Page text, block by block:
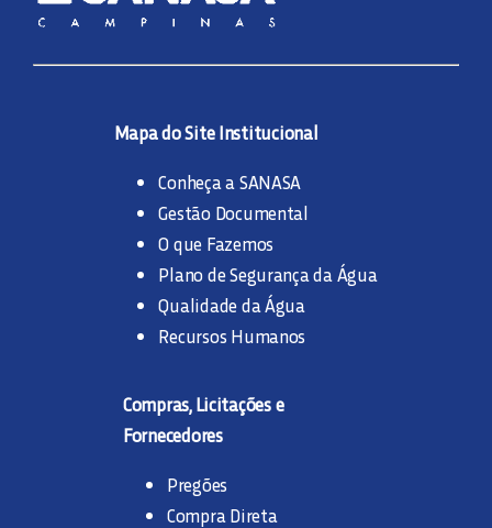
Mapa do Site Institucional
Conheça a SANASA
Gestão Documental
O que Fazemos
Plano de Segurança da Água
Qualidade da Água
Recursos Humanos
Compras, Licitações e
Fornecedores
Pregões
Compra Direta